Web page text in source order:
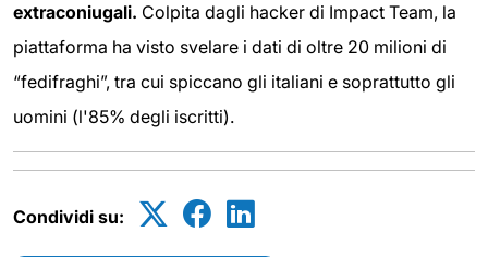
extraconiugali. Colpita dagli hacker di Impact Team, la
piattaforma ha visto svelare i dati di oltre 20 milioni di
“fedifraghi”, tra cui spiccano gli italiani e soprattutto gli
uomini (l'85% degli iscritti).
Condividi su: